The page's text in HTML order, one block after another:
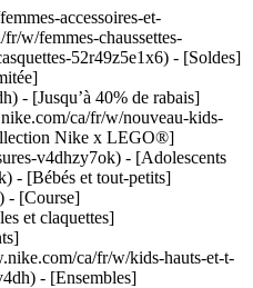
accessoires-et-
w/femmes-chaussettes-
52r49z5e1x6) - [Soldes]
- [Jusqu’à 40% de rabais]
ca/fr/w/nouveau-kids-
Nike x LEGO®]
v4dhzy7ok) - [Adolescents
- [Bébés et tout-petits]
- [Course]
et claquettes]
ca/fr/w/kids-hauts-et-t-
- [Ensembles]